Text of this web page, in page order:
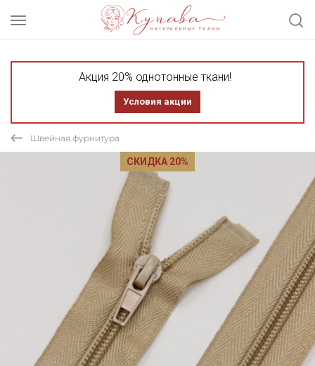
Акция 20% однотонные ткани!
Условия акции
Швейная фурнитура
СКИДКА 20%